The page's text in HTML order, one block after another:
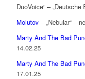
DuoVoice² –
Molutov – „Nebular“ –
Marty And The Bad
14.02.25
Marty And The Bad
17.01.25